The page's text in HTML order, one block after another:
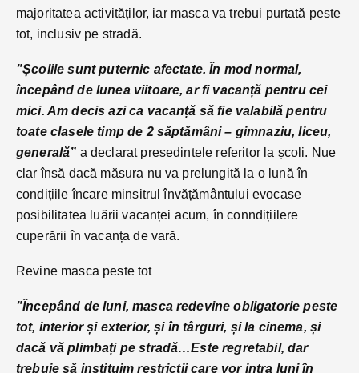
majoritatea activităților, iar masca va trebui purtată peste
tot, inclusiv pe stradă.
”Școlile sunt puternic afectate. În mod normal,
începând de lunea viitoare, ar fi vacanță pentru cei
mici. Am decis azi ca vacanță să fie valabilă pentru
toate clasele timp de 2 săptămâni – gimnaziu, liceu,
generală” a declarat presedintele referitor la școli. Nue
clar însă dacă măsura nu va prelungită la o lună în
condițiile încare minsitrul învățământului evocase
posibilitatea luării vacanței acum, în conndițiilere
cuperării în vacanța de vară.
Revine masca peste tot
”Începând de luni, masca redevine obligatorie peste
tot, interior și exterior, și în târguri, și la cinema, și
dacă vă plimbați pe stradă…Este regretabil, dar
trebuie să instituim restricții care vor intra luni în